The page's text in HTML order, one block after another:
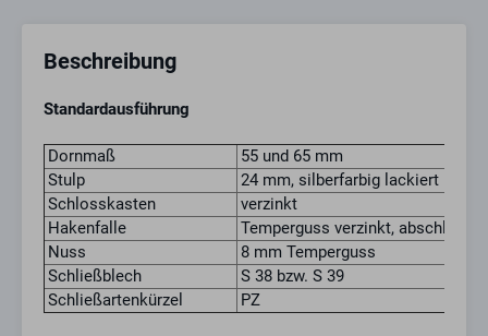
Beschreibung
Standardausführung
Dornmaß
55 und 65 mm
Stulp
24 mm, silberfarbig lackiert
Schlosskasten
verzinkt
Hakenfalle
Temperguss verzinkt,
Nuss
8 mm Temperguss
Schließblech
S 38 bzw. S 39
Schließartenkürzel
PZ